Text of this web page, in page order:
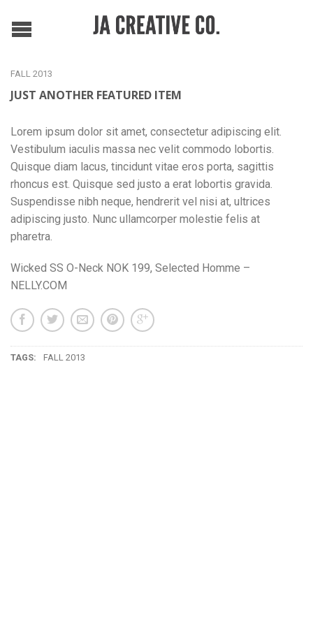
FALL 2013
JUST ANOTHER FEATURED ITEM
Lorem ipsum dolor sit amet, consectetur adipiscing elit.
Vestibulum iaculis massa nec velit commodo lobortis.
Quisque diam lacus, tincidunt vitae eros porta, sagittis
rhoncus est. Quisque sed justo a erat lobortis gravida.
Suspendisse nibh neque, hendrerit vel nisi at, ultrices
adipiscing justo. Nunc ullamcorper molestie felis at
pharetra.
Wicked SS O-Neck NOK 199, Selected Homme –
NELLY.COM
TAGS: FALL 2013